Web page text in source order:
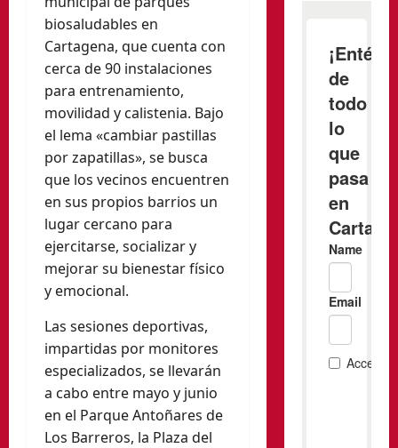
biosaludables en
Cartagena, que cuenta con
cerca de 90 instalaciones
para entrenamiento,
movilidad y calistenia. Bajo
el lema «cambiar pastillas
por zapatillas», se busca
que los vecinos encuentren
en sus propios barrios un
lugar cercano para
ejercitarse, socializar y
mejorar su bienestar físico
y emocional.
Las sesiones deportivas,
impartidas por monitores
especializados, se llevarán
a cabo entre mayo y junio
en el Parque Antoñares de
Los Barreros, la Plaza del